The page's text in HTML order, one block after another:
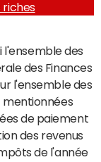
riches
l'ensemble des
des Finances
l'ensemble des
mentionnées
de paiement
des revenus
de l'année